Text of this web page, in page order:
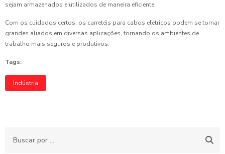
sejam armazenados e utilizados de maneira eficiente.
Com os cuidados certos, os carretéis para cabos elétricos podem se tornar
grandes aliados em diversas aplicações, tornando os ambientes de
trabalho mais seguros e produtivos.
Tags:
Indústria